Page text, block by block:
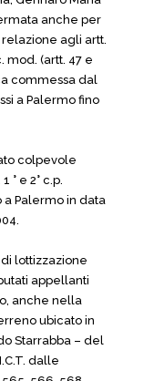
anche per
relazione agli artt.
mod. (artt. 47 e
commessa dal
a Palermo fino
colpevole
° e 2° c.p.
a Palermo in data
lottizzazione
appellanti
anche nella
ubicato in
Starrabba – del
dalle